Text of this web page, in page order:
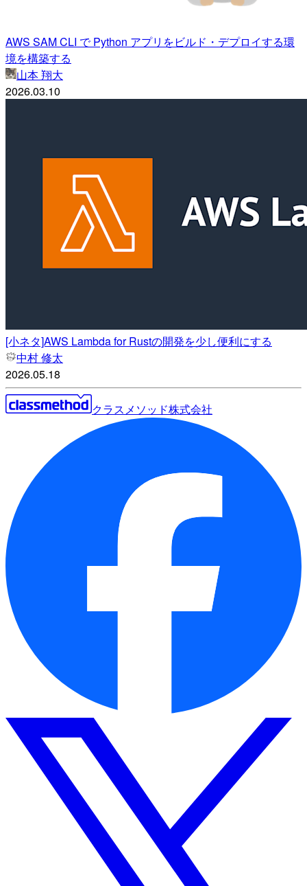
AWS SAM CLI で Python アプリをビルド・デプロイする環
境を構築する
山本 翔大
2026.03.10
[小ネタ]AWS Lambda for Rustの開発を少し便利にする
中村 修太
2026.05.18
クラスメソッド株式会社